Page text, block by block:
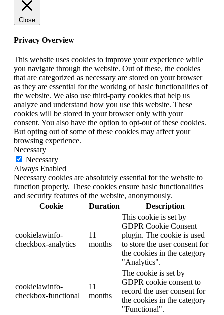
Close
Privacy Overview
This website uses cookies to improve your experience while
you navigate through the website. Out of these, the cookies
that are categorized as necessary are stored on your browser
as they are essential for the working of basic functionalities of
the website. We also use third-party cookies that help us
analyze and understand how you use this website. These
cookies will be stored in your browser only with your
consent. You also have the option to opt-out of these cookies.
But opting out of some of these cookies may affect your
browsing experience.
Necessary
Necessary
Always Enabled
Necessary cookies are absolutely essential for the website to
function properly. These cookies ensure basic functionalities
and security features of the website, anonymously.
Cookie
Duration Description
cookielawinfo-
checkbox-analytics
11
months
This cookie is set by
GDPR Cookie Consent
plugin. The cookie is used
to store the user consent for
the cookies in the category
"Analytics".
cookielawinfo-
checkbox-functional
11
months
The cookie is set by
GDPR cookie consent to
record the user consent for
the cookies in the category
"Functional".